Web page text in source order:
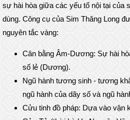
sự hài hòa giữa các yếu tố nội tại của
dùng. Công cụ của Sim Thăng Long
nguyên tắc vàng:
Cân bằng Âm-Dương: Sự hài
số lẻ (Dương).
Ngũ hành tương sinh - tương
ngũ hành của dãy số và ngũ
Cửu tinh đồ pháp: Dựa vào vận